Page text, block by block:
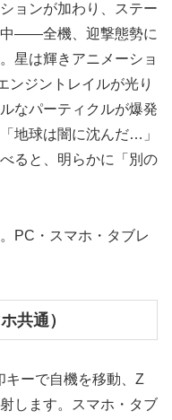
ョンが加わり、ステー
中——全機、迎撃態勢に
星は輝きアニメーショ
ンジントレイルが光り
なパーティクルが爆発
地球は闇に沈んだ…」
ると、明らかに「別の
PC・スマホ・タブレ
共通）
ーで自機を移動、Z
します。スマホ・タブ